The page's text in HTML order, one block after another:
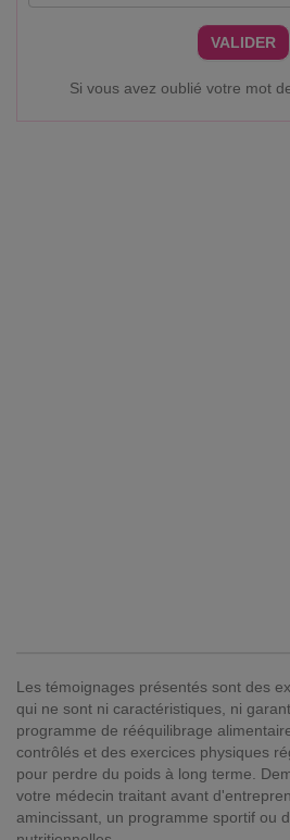
VALIDER
Si vous avez oublié votre mot
Les témoignages présentés sont des
qui ne sont ni caractéristiques, ni
programme de rééquilibrage
contrôlés et des exercices physiques
pour perdre du poids à long terme.
votre médecin traitant avant
amincissant, un programme sportif ou